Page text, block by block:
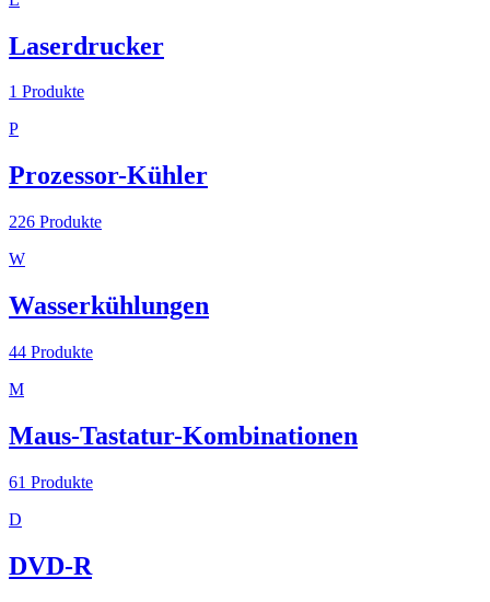
Laserdrucker
1 Produkte
P
Prozessor-Kühler
226 Produkte
W
Wasserkühlungen
44 Produkte
M
Maus-Tastatur-Kombinationen
61 Produkte
D
DVD-R